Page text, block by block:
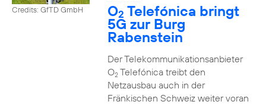
Credits: GfTD GmbH O2 Telefónica bringt
5G zur Burg
Rabenstein
Der Telekommunikationsanbieter
O2Telefónica treibt den
Netzausbau auch in der
Fränkischen Schweiz weiter voran